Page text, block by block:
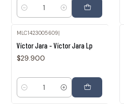
Cantidad
MLC1423005609|
Víctor Jara - Víctor Jara Lp
$29.900
Cantidad